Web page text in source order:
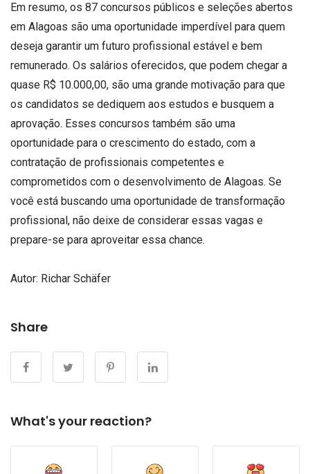
Em resumo, os 87 concursos públicos e seleções abertos
em Alagoas são uma oportunidade imperdível para quem
deseja garantir um futuro profissional estável e bem
remunerado. Os salários oferecidos, que podem chegar a
quase R$ 10.000,00, são uma grande motivação para que
os candidatos se dediquem aos estudos e busquem a
aprovação. Esses concursos também são uma
oportunidade para o crescimento do estado, com a
contratação de profissionais competentes e
comprometidos com o desenvolvimento de Alagoas. Se
você está buscando uma oportunidade de transformação
profissional, não deixe de considerar essas vagas e
prepare-se para aproveitar essa chance.
Autor: Richar Schäfer
Share
What's your reaction?